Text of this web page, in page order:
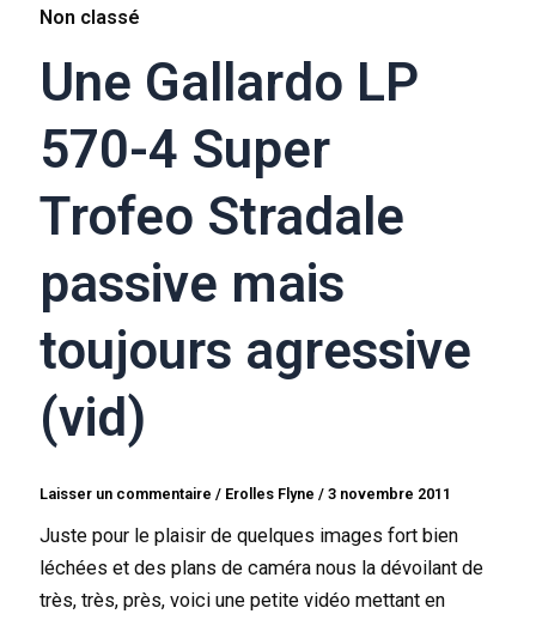
Non classé
Une Gallardo LP
570-4 Super
Trofeo Stradale
passive mais
toujours agressive
(vid)
Laisser un commentaire / Erolles Flyne/3 novembre 2011
Juste pour le plaisir de quelques images fort bien
léchées et des plans de caméra nous la dévoilant de
très, très, près, voici une petite vidéo mettant en